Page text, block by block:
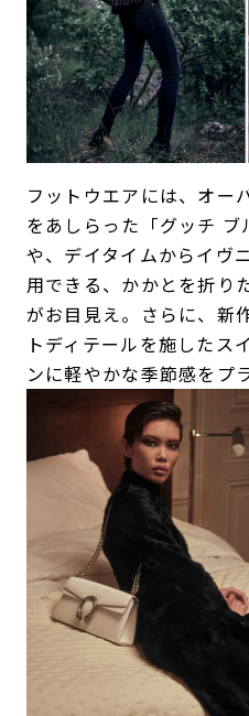
フットウエアには、オー
をあしらった「グッチ
や、デイタイムからイヴ
用できる、かかとを折り
がお目見え。さらに、新
トディテールを施したス
ンに軽やかな季節感をプ